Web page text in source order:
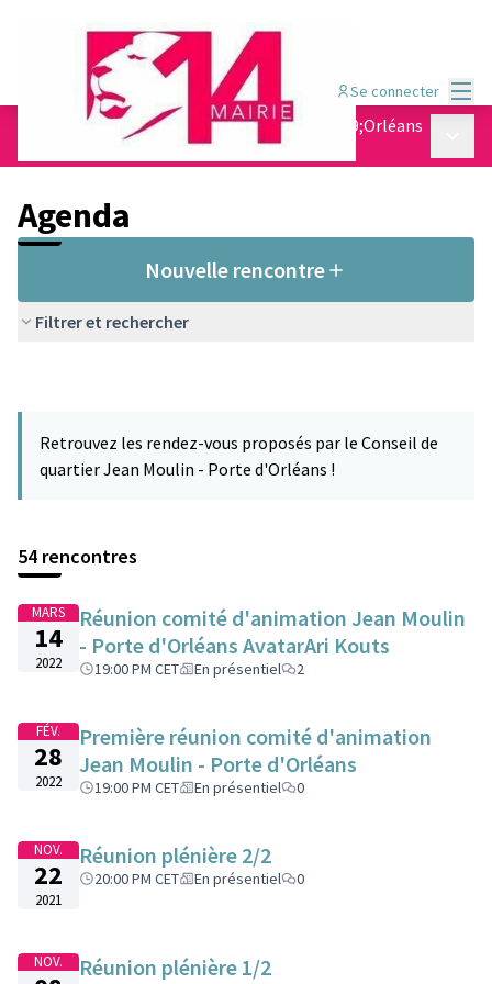
Se connecter
Conseil de quartier Jean Moulin - Porte d&#39;Orléans
Agenda
Nouvelle rencontre
Filtrer et rechercher
Retrouvez les rendez-vous proposés par le Conseil de
quartier Jean Moulin - Porte d'Orléans !
54 rencontres
MARS
14
2022
Réunion comité d'animation Jean Moulin
- Porte d'Orléans AvatarAri Kouts
19:00 PM CET En présentiel 2
FÉV.
28
2022
Première réunion comité d'animation
Jean Moulin - Porte d'Orléans
19:00 PM CET En présentiel 0
NOV.
22
2021
Réunion plénière 2/2
20:00 PM CET En présentiel 0
NOV. Réunion plénière 1/2